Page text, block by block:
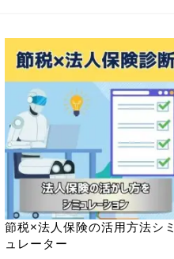
節税×法人保険の活用方法シミ
ュレーター